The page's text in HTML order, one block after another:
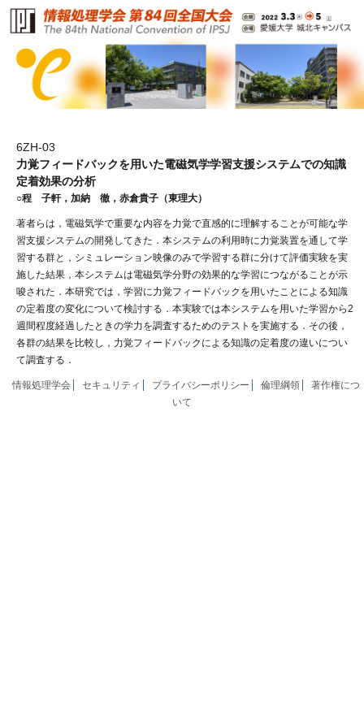
6ZH-03
力覚フィードバックを用いた電磁気学学習支援システムでの知識
定着効果の分析
○程 子軒，加納 徹，赤倉貴子（東理大）
著者らは，電磁気学で重要な内容を力覚で直感的に理解することが可能な学
習支援システムの開発してきた．本システムの利用時に力覚装置を通して学
習する群と，シミュレーション映像のみで学習する群に分けて評価実験を実
施した結果，本システムは電磁気学分野の効果的な学習につながることが示
唆された．本研究では，学習に力覚フィードバックを用いたことによる知識
の定着度の変化について検討する．本実験では本システムを用いた学習から2
週間程度経過したときの学力を調査するためのテストを実施する．その後，
各群の結果を比較し，力覚フィードバックによる知識の定着度の違いについ
て調査する．
情報処理学会 セキュリティ プライバシーポリシー 倫理綱領
著作権につ
いて